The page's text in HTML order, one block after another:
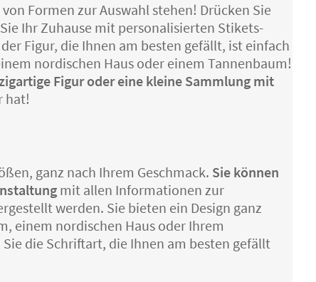
Formen zur Auswahl stehen! Drücken Sie
Ihr Zuhause mit personalisierten Stikets-
Figur, die Ihnen am besten gefällt, ist einfach
nordischen Haus oder einem Tannenbaum!
Figur oder eine kleine Sammlung mit
hat!
ganz nach Ihrem Geschmack. Sie können
mit allen Informationen zur
werden. Sie bieten ein Design ganz
einem nordischen Haus oder Ihrem
die Schriftart, die Ihnen am besten gefällt